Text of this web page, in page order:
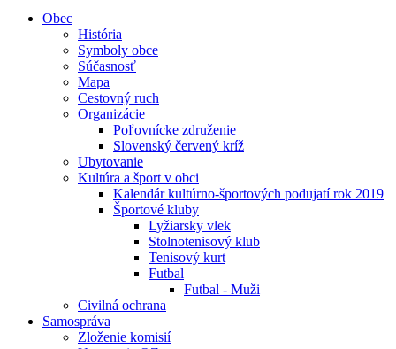
Obec
História
Symboly obce
Súčasnosť
Mapa
Cestovný ruch
Organizácie
Poľovnícke združenie
Slovenský červený kríž
Ubytovanie
Kultúra a šport v obci
Kalendár kultúrno-športových podujatí rok 2019
Športové kluby
Lyžiarsky vlek
Stolnotenisový klub
Tenisový kurt
Futbal
Futbal - Muži
Civilná ochrana
Samospráva
Zloženie komisií